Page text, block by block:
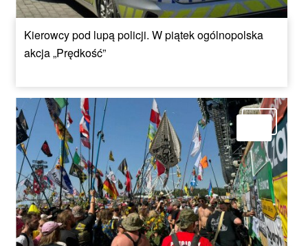
Kierowcy pod lupą policji. W piątek ogólnopolska
akcja „Prędkość”